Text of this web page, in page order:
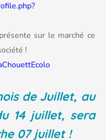
sur le marché ce
!
de Juillet, au
14 juillet, sera
07 juillet !